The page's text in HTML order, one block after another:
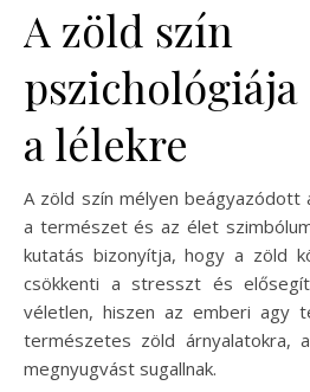
A zöld szín
pszichológiája
a lélekre
A zöld szín mélyen
a természet és az élet
kutatás bizonyítja, hogy a zöld
csökkenti a stresszt és
véletlen, hiszen az emberi agy
természetes zöld árnyalatokra,
megnyugvást sugallnak.